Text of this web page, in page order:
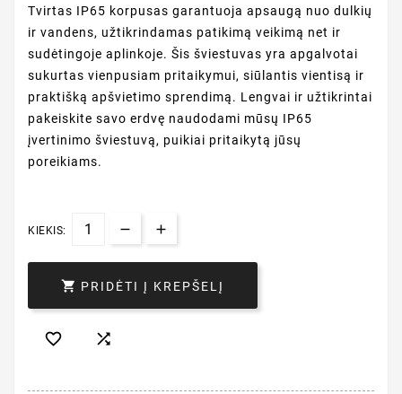
Tvirtas IP65 korpusas garantuoja apsaugą nuo dulkių
ir vandens, užtikrindamas patikimą veikimą net ir
sudėtingoje aplinkoje. Šis šviestuvas yra apgalvotai
sukurtas vienpusiam pritaikymui, siūlantis vientisą ir
praktišką apšvietimo sprendimą. Lengvai ir užtikrintai
pakeiskite savo erdvę naudodami mūsų IP65
įvertinimo šviestuvą, puikiai pritaikytą jūsų
poreikiams.
KIEKIS:
 PRIDĖTI Į KREPŠELĮ
 